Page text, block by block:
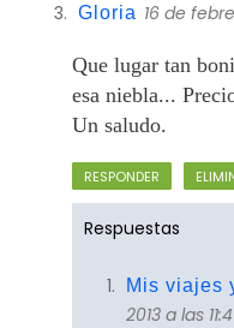
Gloria 16 de
Que lugar tan
esa niebla...
Un saludo.
RESPONDER
Respuestas
Mis viajes
2013 a las